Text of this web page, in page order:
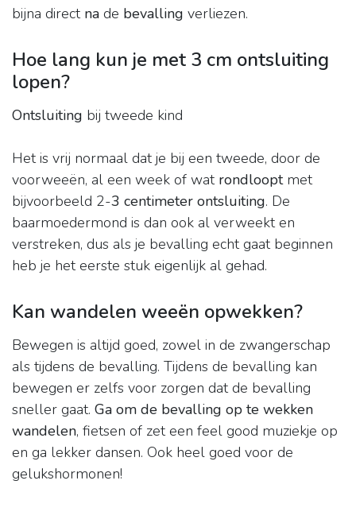
bijna direct na de bevalling verliezen.
Hoe lang kun je met 3 cm ontsluiting
lopen?
Ontsluiting bij tweede kind
Het is vrij normaal dat je bij een tweede, door de
voorweeën, al een week of wat rondlooptmet
bijvoorbeeld 2-3 centimeter ontsluiting. De
baarmoedermond is dan ook al verweekt en
verstreken, dus als je bevalling echt gaat beginnen
heb je het eerste stuk eigenlijk al gehad.
Kan wandelen weeën opwekken?
Bewegen is altijd goed, zowel in de zwangerschap
als tijdens de bevalling. Tijdens de bevalling kan
bewegen er zelfs voor zorgen dat de bevalling
sneller gaat. Ga om de bevalling op te wekken
wandelen, fietsen of zet een feel good muziekje op
en ga lekker dansen. Ook heel goed voor de
gelukshormonen!